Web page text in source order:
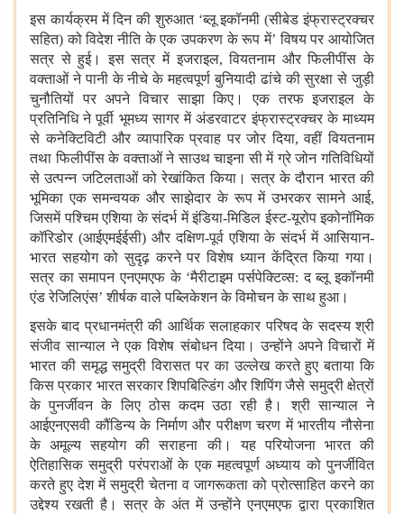
इस कार्यक्रम में दिन की शुरुआत ‘ब्लू इकॉनमी (सीबेड इंफ्रास्ट्रक्चर
सहित) को विदेश नीति के एक उपकरण के रूप में’ विषय पर आयोजित
सत्र से हुई। इस सत्र में इजराइल, वियतनाम और फिलीपींस के
वक्ताओं ने पानी के नीचे के महत्वपूर्ण बुनियादी ढांचे की सुरक्षा से जुड़ी
चुनौतियों पर अपने विचार साझा किए। एक तरफ इजराइल के
प्रतिनिधि ने पूर्वी भूमध्य सागर में अंडरवाटर इंफ्रास्ट्रक्चर के माध्यम
से कनेक्टिविटी और व्यापारिक प्रवाह पर जोर दिया, वहीं वियतनाम
तथा फिलीपींस के वक्ताओं ने साउथ चाइना सी में ग्रे जोन गतिविधियों
से उत्पन्न जटिलताओं को रेखांकित किया। सत्र के दौरान भारत की
भूमिका एक समन्वयक और साझेदार के रूप में उभरकर सामने आई,
जिसमें पश्चिम एशिया के संदर्भ में इंडिया-मिडिल ईस्ट-यूरोप इकोनॉमिक
कॉरिडोर (आईएमईईसी) और दक्षिण-पूर्व एशिया के संदर्भ में आसियान-
भारत सहयोग को सुदृढ़ करने पर विशेष ध्यान केंद्रित किया गया।
सत्र का समापन एनएमएफ के ‘मैरीटाइम पर्सपेक्टिव्स: द ब्लू इकॉनमी
एंड रेजिलिएंस’ शीर्षक वाले पब्लिकेशन के विमोचन के साथ हुआ।
इसके बाद प्रधानमंत्री की आर्थिक सलाहकार परिषद के सदस्य श्री
संजीव सान्याल ने एक विशेष संबोधन दिया। उन्होंने अपने विचारों में
भारत की समृद्ध समुद्री विरासत पर का उल्लेख करते हुए बताया कि
किस प्रकार भारत सरकार शिपबिल्डिंग और शिपिंग जैसे समुद्री क्षेत्रों
के पुनर्जीवन के लिए ठोस कदम उठा रही है। श्री सान्याल ने
आईएनएसवी कौंडिन्य के निर्माण और परीक्षण चरण में भारतीय नौसेना
के अमूल्य सहयोग की सराहना की। यह परियोजना भारत की
ऐतिहासिक समुद्री परंपराओं के एक महत्वपूर्ण अध्याय को पुनर्जीवित
करते हुए देश में समुद्री चेतना व जागरूकता को प्रोत्साहित करने का
उद्देश्य रखती है। सत्र के अंत में उन्होंने एनएमएफ द्वारा प्रकाशित